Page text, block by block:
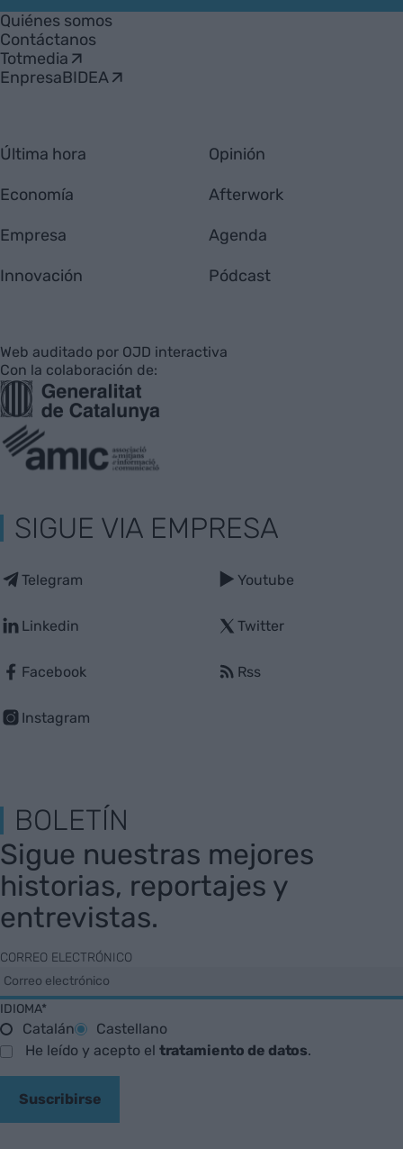
Empresa
Quiénes somos
Contáctanos
Totmedia
EnpresaBIDEA
Última hora
Economía
Empresa
Innovación
Opinión
Afterwork
Agenda
Pódcast
Web auditado por OJD interactiva
Con la colaboración de:
SIGUE VIA EMPRESA
Telegram
Linkedin
Facebook
Instagram
Youtube
Twitter
Rss
BOLETÍN
Sigue nuestras mejores
historias, reportajes y
entrevistas.
CORREO ELECTRÓNICO
IDIOMA*
Catalán
Castellano
He leído y acepto el tratamiento de datos.
Suscribirse